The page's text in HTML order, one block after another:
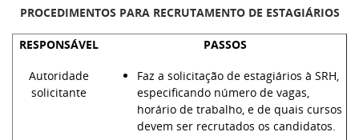
PROCEDIMENTOS PARA RECRUTAMENTO DE ESTAGIÁRIOS
RESPONSÁVEL PASSOS
Autoridade
solicitante
Faz a solicitação de estagiários à SRH,
especificando número de vagas,
horário de trabalho, e de quais cursos
devem ser recrutados os candidatos.